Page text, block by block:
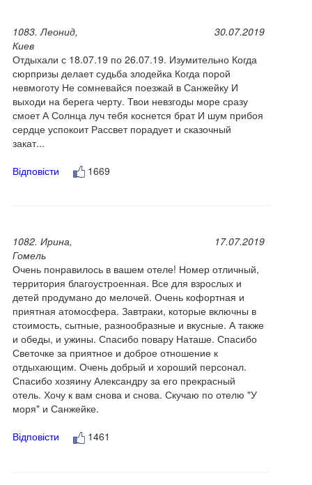
1083. Леонид,
Киев
30.07.2019
Отдыхали с 18.07.19 по 26.07.19. Изумительно Когда
сюрпризы делает судьба злодейка Когда порой
невмоготу Не сомневайся поезжай в Санжейку И
выходи на берега черту. Твои невзгоды море сразу
смоет А Солнца луч тебя коснется брат И шум прибоя
сердце успокоит Рассвет порадует и сказочный
закат...
Відповісти
1669
1082. Ирина,
Гомель
17.07.2019
Очень понравилось в вашем отеле! Номер отличный,
территория благоустроенная. Все для взрослых и
детей продумано до мелочей. Очень кофортная и
приятная атомосфера. Завтраки, которые включны в
стоимость, сытные, разнообразные и вкусные. А также
и обеды, и ужины. Спасибо повару Наташе. Спасибо
Светочке за приятное и доброе отношение к
отдыхающим. Очень добрый и хороший персонал.
Спасибо хозяину Александру за его прекрасный
отель. Хочу к вам снова и снова. Скучаю по отелю "У
моря" и Санжейке.
Відповісти
1461